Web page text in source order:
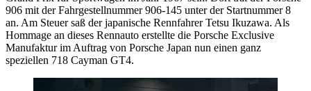
906 mit der Fahrgestellnummer 906-145 unter der Startnummer 8
an. Am Steuer saß der japanische Rennfahrer Tetsu Ikuzawa. Als
Hommage an dieses Rennauto erstellte die Porsche Exclusive
Manufaktur im Auftrag von Porsche Japan nun einen ganz
speziellen 718 Cayman GT4.